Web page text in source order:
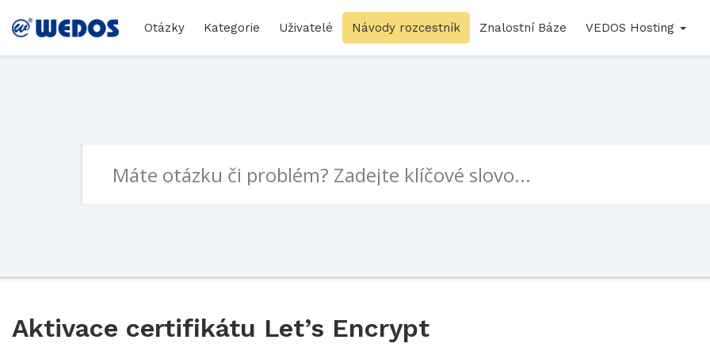
Otázky Kategorie Uživatelé Návody rozcestník Znalostní Báze VEDOS Hosting
Aktivace certifikátu Let’s Encrypt